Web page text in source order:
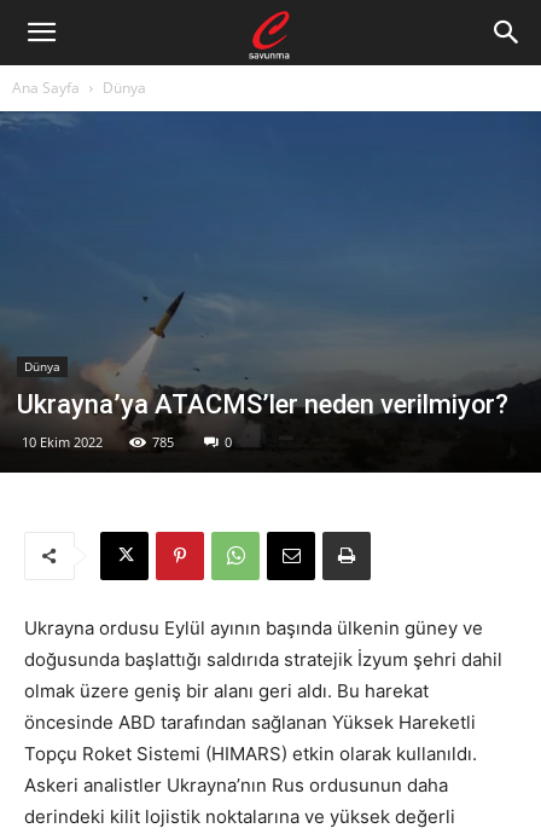
Ana Sayfa Dünya
Dünya
Ukrayna’ya ATACMS’ler neden verilmiyor?
10 Ekim 2022 785 0
Ukrayna ordusu Eylül ayının başında ülkenin güney ve
doğusunda başlattığı saldırıda stratejik İzyum şehri dahil
olmak üzere geniş bir alanı geri aldı. Bu harekat
öncesinde ABD tarafından sağlanan Yüksek Hareketli
Topçu Roket Sistemi (HIMARS) etkin olarak kullanıldı.
Askeri analistler Ukrayna’nın Rus ordusunun daha
derindeki kilit lojistik noktalarına ve yüksek değerli